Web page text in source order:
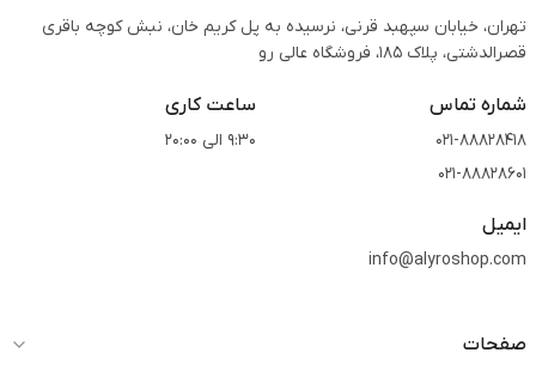
تهران، خیابان سپهبد قرنی، نرسیده به پل کریم خان، نبش کوچه باقری
قصرالدشتی،‌ پلاک 185، فروشگاه عالی رو
شماره تماس
021-88828418
021-88828601
ساعت کاری
9:30 الی 20:00
ایمیل
info@alyroshop.com
صفحات